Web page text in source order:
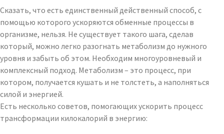
Сказать, что есть единственный действенный способ, с
помощью которого ускоряются обменные процессы в
организме, нельзя. Не существует такого шага, сделав
который, можно легко разогнать метаболизм до нужного
уровня и забыть об этом. Необходим многоуровневый и
комплексный подход. Метаболизм – это процесс, при
котором, получается кушать и не толстеть, а наполняться
силой и энергией.
Есть несколько советов, помогающих ускорить процесс
трансформации килокалорий в энергию: